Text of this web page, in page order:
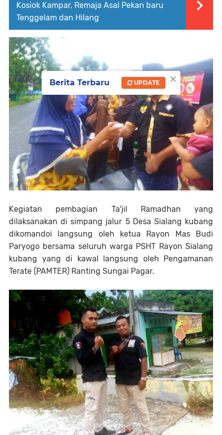
Kosiok Kampar, Remaja Asal Pekan baru
Tenggelam dan Hilang
Kegiatan pembagian Ta'jil Ramadhan yang
dilaksanakan di simpang jalur 5 Desa Sialang kubang
dikomandoi langsung oleh ketua Rayon Mas Budi
Paryogo bersama seluruh warga PSHT Rayon Sialang
kubang yang di kawal langsung oleh Pengamanan
Terate (PAMTER) Ranting Sungai Pagar.
×
Berita Terbaru UPDATE